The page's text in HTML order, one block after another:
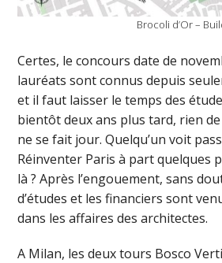
Brocoli d’Or –
Certes, le concours date de
lauréats sont connus depuis
et il faut laisser le temps des
bientôt deux ans plus tard, rien
ne se fait jour. Quelqu’un voit
Réinventer Paris à part quelques
là ? Après l’engouement, sans
d’études et les financiers sont
dans les affaires des architectes.
A Milan, les deux tours Bosco